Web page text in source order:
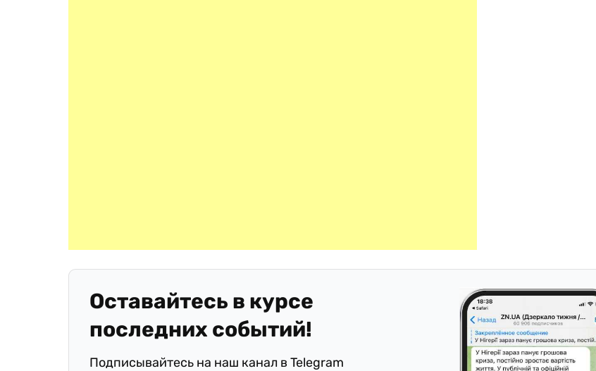
Оставайтесь в курсе
последних событий!
Подписывайтесь на наш канал в Telegram